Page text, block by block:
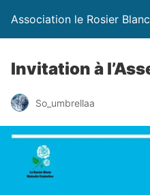
Association le Rosier Blanc
Invitation à
So_umbrellaa